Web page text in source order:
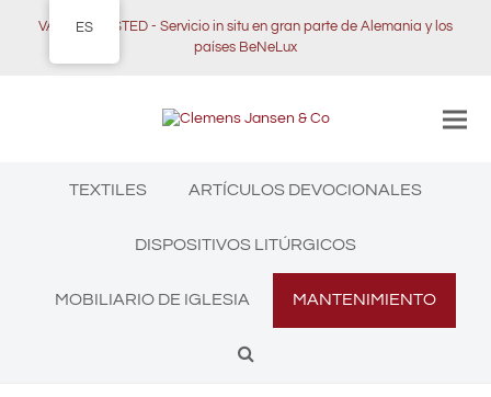
VAMOS A USTED - Servicio in situ en gran parte de Alemania y los
países BeNeLux
TEXTILES ARTÍCULOS DEVOCIONALES
DISPOSITIVOS LITÚRGICOS
MOBILIARIO DE IGLESIA MANTENIMIENTO
ES